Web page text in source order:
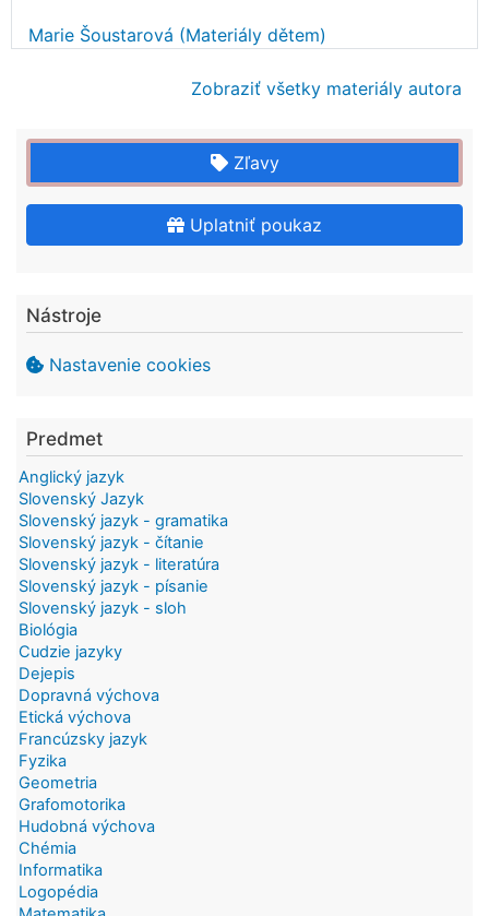
Marie Šoustarová (Materiály dětem)
Zobraziť všetky materiály autora
Zľavy
Uplatniť poukaz
Nástroje
Nastavenie cookies
Predmet
Anglický jazyk
Slovenský Jazyk
Slovenský jazyk - gramatika
Slovenský jazyk - čítanie
Slovenský jazyk - literatúra
Slovenský jazyk - písanie
Slovenský jazyk - sloh
Biológia
Cudzie jazyky
Dejepis
Dopravná výchova
Etická výchova
Francúzsky jazyk
Fyzika
Geometria
Grafomotorika
Hudobná výchova
Chémia
Informatika
Logopédia